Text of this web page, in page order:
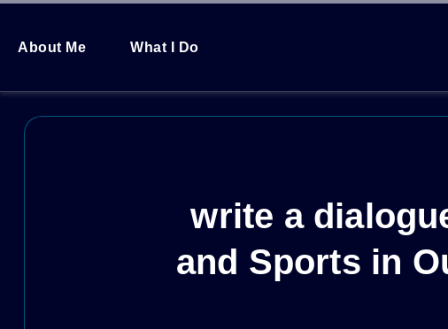
About Me What I Do
write a
and Sports in